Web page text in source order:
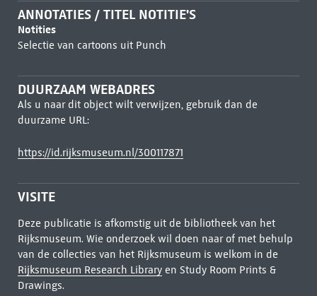
ANNOTATIES / TITEL NOTITIE'S
Notities
Selectie van cartoons uit Punch
DUURZAAM WEBADRES
Als u naar dit object wilt verwijzen, gebruik dan de
duurzame URL:
https://id.rijksmuseum.nl/300117871
VISITE
Deze publicatie is afkomstig uit de bibliotheek van het
Rijksmuseum. Wie onderzoek wil doen naar of met behulp
van de collecties van het Rijksmuseum is welkom in de
Rijksmuseum Research Libraryen Study Room Prints &
Drawings.